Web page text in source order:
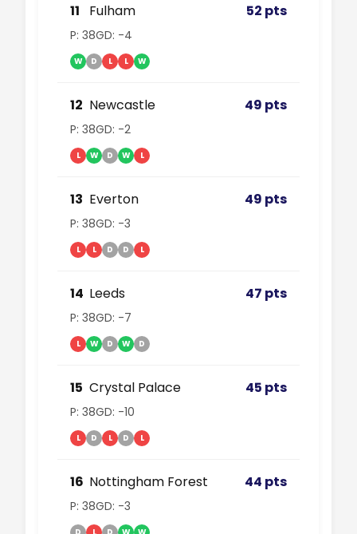
11 Fulham 52 pts
P: 38GD: -4
W D L L W
12 Newcastle 49 pts
P: 38GD: -2
L W D W L
13 Everton 49 pts
P: 38GD: -3
L L D D L
14 Leeds 47 pts
P: 38GD: -7
L W D W D
15 Crystal Palace 45 pts
P: 38GD: -10
L D L D L
16 Nottingham Forest 44 pts
P: 38GD: -3